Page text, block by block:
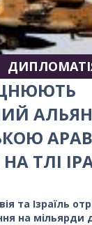
ТЛІ
та Ізраїль
на мільярди